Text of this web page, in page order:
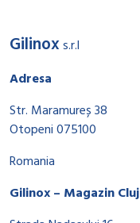
Gilinoxs.r.l
Adresa
Str. Maramureș 38
Otopeni 075100
Romania
Gilinox – Magazin Cluj